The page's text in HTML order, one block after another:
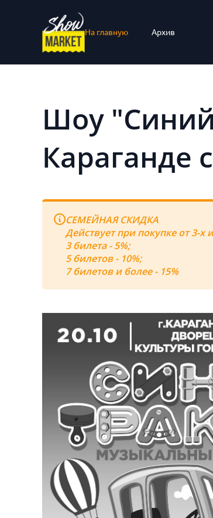
На главную Архив
Шоу "Синий
Караганде
СЕМЕЙНАЯ СКИДКА
Действует при покупке от 3-х
3 билета - 5%;
5 билетов - 10%;
7 билетов и более - 15%